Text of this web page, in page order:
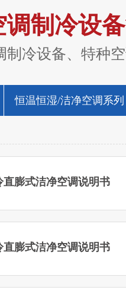
制冷设
制冷设备、特种
恒温恒湿/洁净空调系列
直膨式洁净空调说明书
直膨式洁净空调说明书